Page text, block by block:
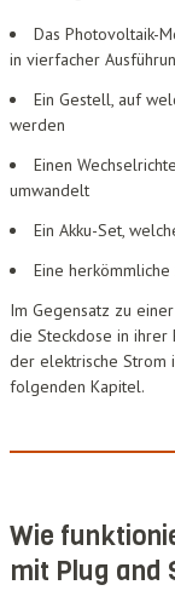
Das Photovoltaik-
in vierfacher
Ein Gestell, auf
werden
Einen
umwandelt
Ein Akku-Set,
Eine
Im Gegensatz zu
die Steckdose in ihrer
der elektrische Strom
folgenden Kapitel.
Wie
mit Plug and